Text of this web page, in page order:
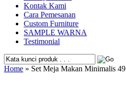
Kontak Kami
Cara Pemesanan
Custom Furniture
SAMPLE WARNA
Testimonial
Home » Set Meja Makan Minimalis 49